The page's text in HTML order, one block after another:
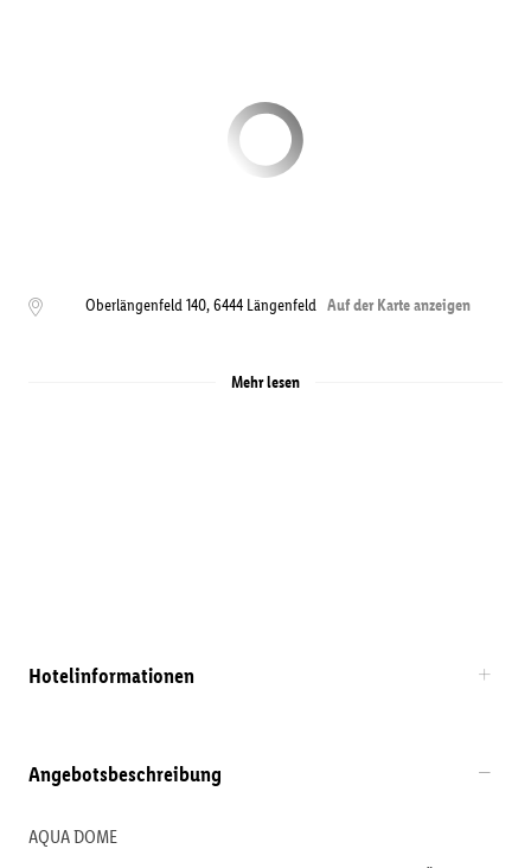
Oberlängenfeld 140,6444 Längenfeld Auf der Karte anzeigen
Mehr lesen
Hotelinformationen
Angebotsbeschreibung
AQUA DOME